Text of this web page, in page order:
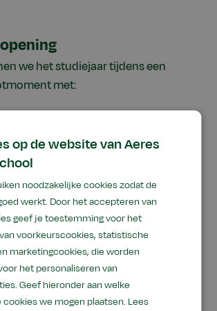
we het studiejaar tijdens een
met:
Cocq – Instellingsdirecteur a.i.
- Faculteitsdirecteur Almere
- Faculteitsdirecteur
Beek - Faculteitsdirecteur
op de website van Aeres
noodzakelijke cookies zodat de
werkt. Door het accepteren van
geef je toestemming voor het
voorkeurscookies, statistische
marketingcookies, die worden
het personaliseren van
Geef hieronder aan welke
cookies we mogen plaatsen. Lees